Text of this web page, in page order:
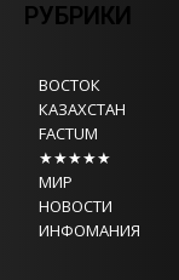
РУБРИКИ
ВОСТОК
КАЗАХСТАН
FACTUM
★★★★★
МИР
НОВОСТИ
ИНФОМАНИЯ